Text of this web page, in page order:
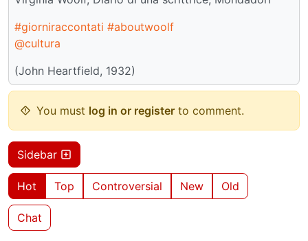
#giorniraccontati #aboutwoolf
@cultura
(John Heartfield, 1932)
You must log in or register to comment.
Sidebar
Hot Top Controversial New Old
Chat